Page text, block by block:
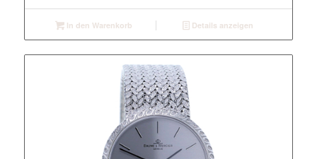
In den Warenkorb Details anzeigen